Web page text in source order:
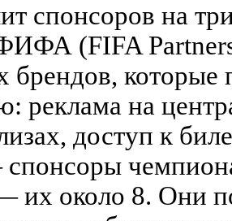
спонсоров на
(FIFA
брендов,
реклама на
доступ к
их около 8. Они